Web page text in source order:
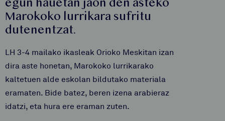
egun hauetan jaon den asteko
Marokoko lurrikara sufritu
dutenentzat.
LH 3-4 mailako ikasleak Orioko Meskitan izan
dira aste honetan, Marokoko lurrikarako
kaltetuen alde eskolan bildutako materiala
eramaten. Bide batez, beren izena arabieraz
idatzi, eta hura ere eraman zuten.